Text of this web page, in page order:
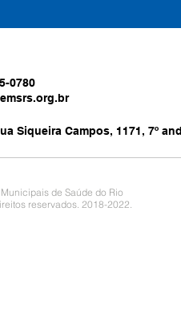
0780
Siqueira Campos, 1171, 7º
de Saúde do Rio
reservados. 2018-2022.